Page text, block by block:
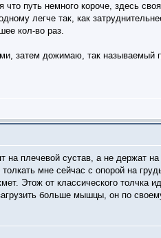
путь немного короче, здесь
легче так, как
кол-во раз.
затем дожимаю, так называемый
на плечевой сустав, а не держат
мне сейчас с опорой на
Этож от классического
больше мышцы, он по